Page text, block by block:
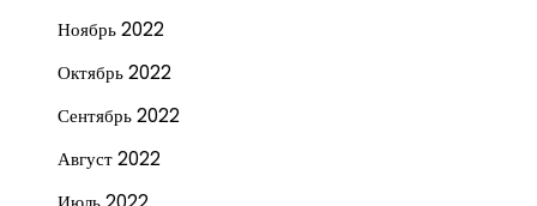
Ноябрь 2022
Октябрь 2022
Сентябрь 2022
Август 2022